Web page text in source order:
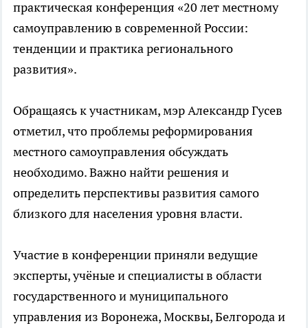
практическая конференция «20 лет местному
самоуправлению в современной России:
тенденции и практика регионального
развития».
Обращаясь к участникам, мэр Александр Гусев
отметил, что проблемы реформирования
местного самоуправления обсуждать
необходимо. Важно найти решения и
определить перспективы развития самого
близкого для населения уровня власти.
Участие в конференции приняли ведущие
эксперты, учёные и специалисты в области
государственного и муниципального
управления из Воронежа, Москвы, Белгорода и